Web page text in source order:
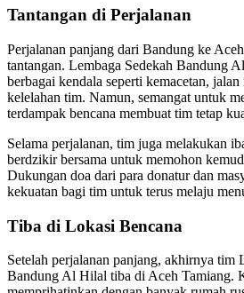
Tantangan di Perjalanan
Perjalanan panjang dari Bandung ke
tantangan. Lembaga Sedekah Bandung
berbagai kendala seperti kemacetan,
kelelahan tim. Namun, semangat untuk
terdampak bencana membuat tim tetap
Selama perjalanan, tim juga melakukan
berdzikir bersama untuk memohon
Dukungan doa dari para donatur dan
kekuatan bagi tim untuk terus melaju
Tiba di Lokasi Bencana
Setelah perjalanan panjang, akhirnya tim
Bandung Al Hilal tiba di Aceh Tamiang.